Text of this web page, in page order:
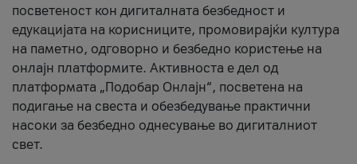
посветеност кон дигиталната безбедност и
едукацијата на корисниците, промовирајќи култура
на паметно, одговорно и безбедно користење на
онлајн платформите. Активноста е дел од
платформата „Подобар Онлајн“, посветена на
подигање на свеста и обезбедување практични
насоки за безбедно однесување во дигиталниот
свет.